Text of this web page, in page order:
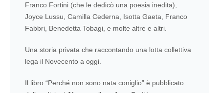
Franco Fortini (che le dedicò una poesia inedita),
Joyce Lussu, Camilla Cederna, Isotta Gaeta, Franco
Fabbri, Benedetta Tobagi, e molte altre e altri.
Una storia privata che raccontando una lotta collettiva
lega il Novecento a oggi.
Il libro “Perché non sono nata coniglio” è pubblicato